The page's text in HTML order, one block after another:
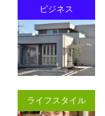
ビジネス
ライフスタイル